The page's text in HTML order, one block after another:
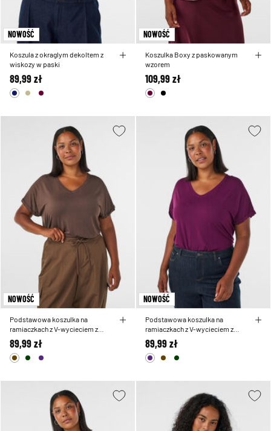
NOWOŚĆ
Koszula z okraglym dekoltem z
wiskozy w paski
89,99 zł
NOWOŚĆ
Koszulka Boxy z paskowanym
wzorem
109,99 zł
NOWOŚĆ
Podstawowa koszulka na
ramiaczkach z V-wycieciem z
wiskozy
89,99 zł
NOWOŚĆ
Podstawowa koszulka na
ramiaczkach z V-wycieciem z
wiskozy
89,99 zł